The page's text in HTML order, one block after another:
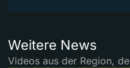
Weitere News
Videos aus der Region,